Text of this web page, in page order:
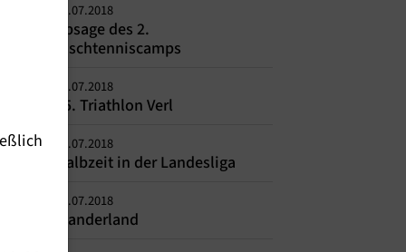
23.07.2018
Absage des 2.
Tischtenniscamps
20.07.2018
15. Triathlon Verl
19.07.2018
Halbzeit in der Landesliga
18.07.2018
Wanderland